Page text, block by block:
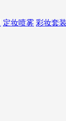
定妆喷雾 彩妆套